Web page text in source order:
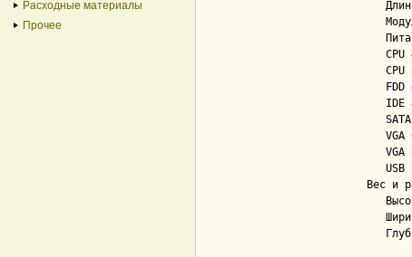
Вес и
Расходные материалы
Прочее